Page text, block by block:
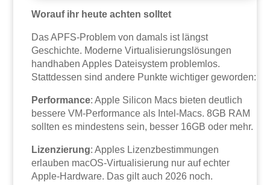
Worauf ihr heute achten solltet
Das APFS-Problem von damals ist längst
Geschichte. Moderne Virtualisierungslösungen
handhaben Apples Dateisystem problemlos.
Stattdessen sind andere Punkte wichtiger geworden:
Performance: Apple Silicon Macs bieten deutlich
bessere VM-Performance als Intel-Macs. 8GB RAM
sollten es mindestens sein, besser 16GB oder mehr.
Lizenzierung: Apples Lizenzbestimmungen
erlauben macOS-Virtualisierung nur auf echter
Apple-Hardware. Das gilt auch 2026 noch.